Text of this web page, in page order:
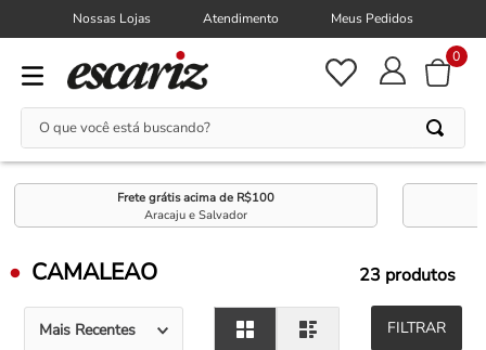
Nossas Lojas Atendimento Meus Pedidos
0
O que você está buscando?
Frete grátis acima de R$100
Aracaju e Salvador
CAMALEAO 23 produtos
Mais Recentes FILTRAR